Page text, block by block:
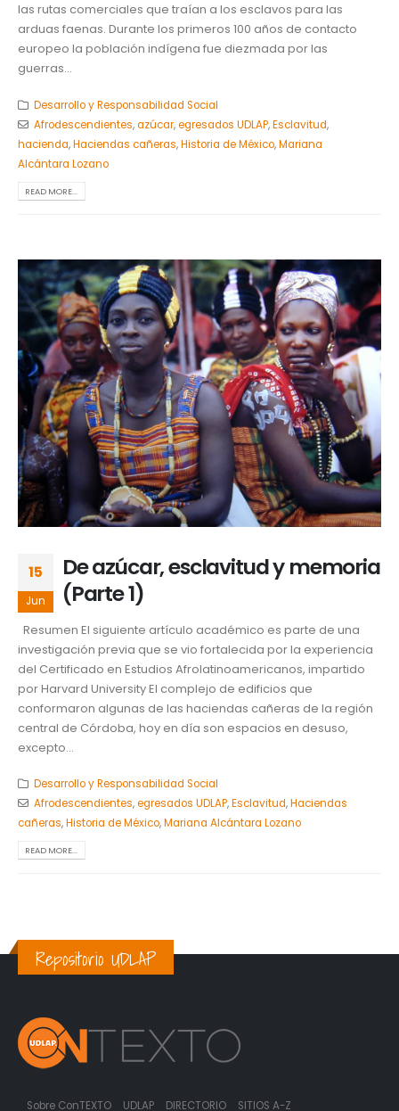
las rutas comerciales que traían a los esclavos para las
arduas faenas. Durante los primeros 100 años de contacto
europeo la población indígena fue diezmada por las
guerras...
Desarrollo y Responsabilidad Social
Afrodescendientes,azúcar,egresados UDLAP,Esclavitud,
hacienda,Haciendas cañeras,Historia de México,Mariana
Alcántara Lozano
READ MORE...
15
Jun
De azúcar, esclavitud y memoria
(Parte 1)
Resumen El siguiente artículo académico es parte de una
investigación previa que se vio fortalecida por la experiencia
del Certificado en Estudios Afrolatinoamericanos, impartido
por Harvard University El complejo de edificios que
conformaron algunas de las haciendas cañeras de la región
central de Córdoba, hoy en día son espacios en desuso,
excepto...
Desarrollo y Responsabilidad Social
Afrodescendientes,egresados UDLAP,Esclavitud,Haciendas
cañeras,Historia de México,Mariana Alcántara Lozano
READ MORE...
Repositorio UDLAP
Sobre ConTEXTO UDLAP DIRECTORIO SITIOS A-Z